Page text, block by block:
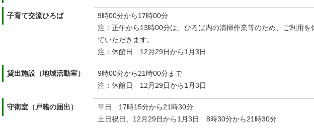
子育て交流ひろば
9時00分から17時00分
注：正午から13時00分は、ひろば内の清掃作業等のため、ご利用を
ていただきます。
注：休館日 12月29日から1月3日
貸出施設（地域活動室）
9時00分から21時00分まで
注：休館日 12月29日から1月3日
守衛室（戸籍の届出）
平日 17時15分から21時30分
土日祝日、12月29日から1月3日 8時30分から21時30分